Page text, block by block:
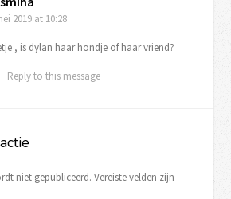
2019 at 10:28
, is dylan haar hondje of haar vriend?
Reply to this message
niet gepubliceerd. Vereiste velden zijn